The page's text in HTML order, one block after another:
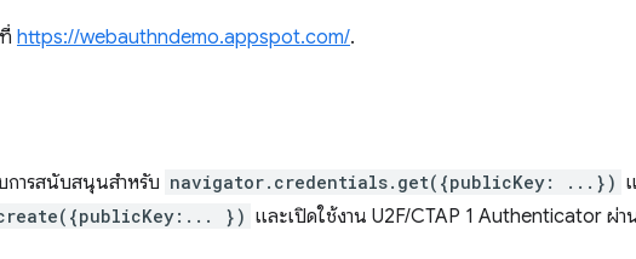
https://webauthndemo.appspot.com/.
การสนับสนุนสำหรับ navigator.credentials.get({publicKey: ...})
}) และเปิดใช้งาน U2F/CTAP 1 Authenticator ผ่า